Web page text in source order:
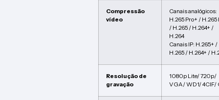
Compressão
vídeo
Canais analógicos:
H.265 Pro+ / H.265
/ H.265 / H.264+ /
H.264
Canais IP: H.265+ /
H.265 / H.264+ /
Resolução de
gravação
1080p Lite/ 720p/
VGA/ WD1/ 4CIF/